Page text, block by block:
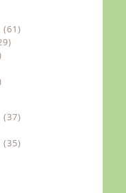
(61)
(37)
(35)